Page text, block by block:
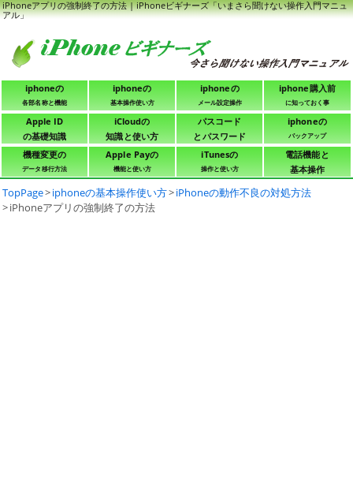
iPhoneアプリの強制終了の方法 | iPhoneビギナーズ「いまさら聞けない操作入門マニュ
アル」
iphoneの
各部名称と機能
iphoneの
基本操作使い方
iphoneの
メール設定操作
iphone購入前
に知っておく事
Apple ID
の基礎知識
iCloudの
知識と使い方
パスコード
とパスワード
iphoneの
バックアップ
機種変更の
データ移行方法
Apple Payの
機能と使い方
iTunesの
操作と使い方
電話機能と
基本操作
TopPage>iphoneの基本操作使い方>iPhoneの動作不良の対処方法
>iPhoneアプリの強制終了の方法